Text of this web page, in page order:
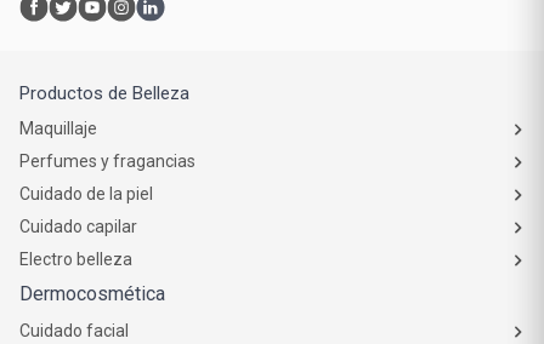
Productos de Belleza
Maquillaje
Perfumes y fragancias
Cuidado de la piel
Cuidado capilar
Electro belleza
Dermocosmética
Cuidado facial